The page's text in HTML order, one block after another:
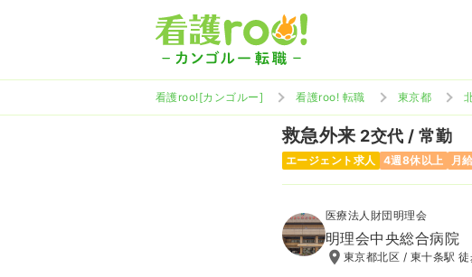
看護roo![カンゴルー] 看護roo! 転職 東京都
救急外来 2交代 / 常勤
エージェント求人 4週8休以上 月
医療法人財団明理会
明理会中央総合病院
東京都北区 / 東十条駅